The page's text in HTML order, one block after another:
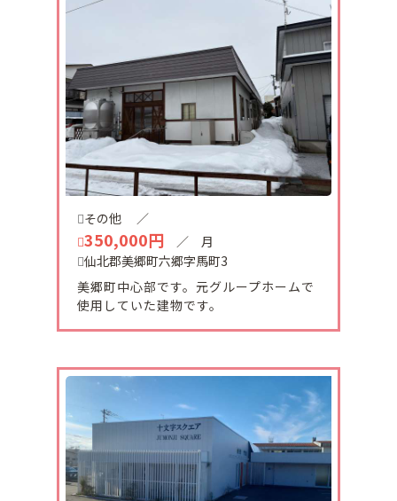
湯沢市売りアパートが、販売になりました。
築浅物件で収益物件になります。駐車場融雪設備付
きです。
2023-11-29
大雄中古住宅販売になりました。
お求めやすい価格になっております。リフォーム工
事受け賜ります。
2023-11-03
十文字スクエアのテナントを募集しています。
テナントA、テナントBの２区画です。十文字駅前
で、令和3年新築の築浅物件です。
横手市婦気大堤字南巻土地販売になりました。
2面道路で土地の使い方が色々できます。近隣に商
業施設、娯楽施設あります。
その他 ／
350,000円 ／ 月
仙北郡美郷町六郷字馬町3
美郷町中心部です。元グループホームで
使用していた建物です。